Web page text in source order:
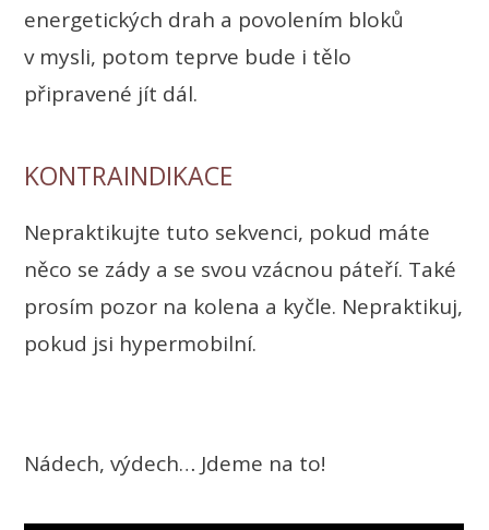
energetických drah a povolením bloků
v mysli, potom teprve bude i tělo
připravené jít dál.
KONTRAINDIKACE
Nepraktikujte tuto sekvenci, pokud máte
něco se zády a se svou vzácnou páteří. Také
prosím pozor na kolena a kyčle. Nepraktikuj,
pokud jsi hypermobilní.
Nádech, výdech… Jdeme na to!